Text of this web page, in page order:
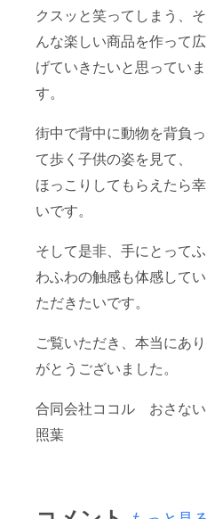
クスッと笑ってしまう、そ
んな楽しい商品を作って広
げていきたいと思っていま
す。
街中で背中に動物を背負っ
て歩く子供の姿を見て、
ほっこりしてもらえたら幸
いです。
そして是非、手にとってふ
わふわの触感も体感してい
ただきたいです。
ご覧いただき、本当にあり
がとうございました。
合同会社ココル おさない
照葉